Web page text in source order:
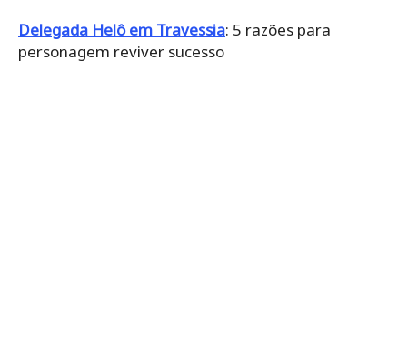
Delegada Helô em Travessia: 5 razões para
personagem reviver sucesso